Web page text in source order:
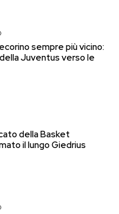
sempre più vicino:
Juventus verso le
della Basket
il lungo Giedrius